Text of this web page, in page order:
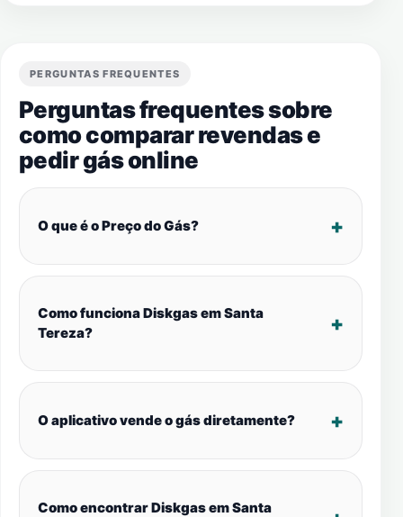
PERGUNTAS FREQUENTES
Perguntas frequentes sobre
como comparar revendas e
pedir gás online
O que é o Preço do Gás?
Como funciona Diskgas em Santa
Tereza?
O aplicativo vende o gás diretamente?
Como encontrar Diskgas em Santa